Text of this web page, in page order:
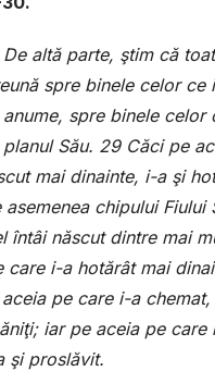
altă parte, ştim că
spre binele celor ce
spre binele celor
Său. 29 Căci pe
mai dinainte, i-a şi
chipului Fiului
întâi născut dintre mai
care i-a hotărât mai
pe care i-a
iar pe aceia pe care
şi proslăvit.